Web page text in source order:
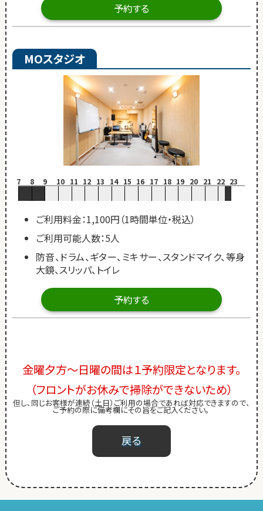
予約する
MOスタジオ
7 8 9 10 11 12 13 14 15 16 17 18 19 20 21 22 23
ご利用料金：1,100円（1時間単位・税込）
ご利用可能人数：5人
防音、ドラム、ギター、ミキサー、スタンドマイク、等身
大鏡、スリッパ、トイレ
予約する
金曜夕方～日曜の間は１予約限定となります。
（フロントがお休みで掃除ができないため）
但し、同じお客様が連続（土日）ご利用の場合であれば対応できますので、
ご予約の際に備考欄にその旨をご記入ください。
戻る